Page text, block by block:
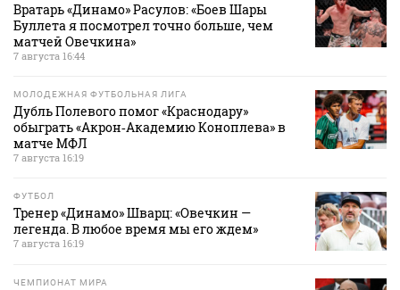
Вратарь «Динамо» Расулов: «Боев Шары
Буллета я посмотрел точно больше, чем
матчей Овечкина»
7 августа 16:44
МОЛОДЕЖНАЯ ФУТБОЛЬНАЯ ЛИГА
Дубль Полевого помог «Краснодару»
обыграть «Акрон‑Академию Коноплева» в
матче МФЛ
7 августа 16:19
ФУТБОЛ
Тренер «Динамо» Шварц: «Овечкин —
легенда. В любое время мы его ждем»
7 августа 16:19
ЧЕМПИОНАТ МИРА